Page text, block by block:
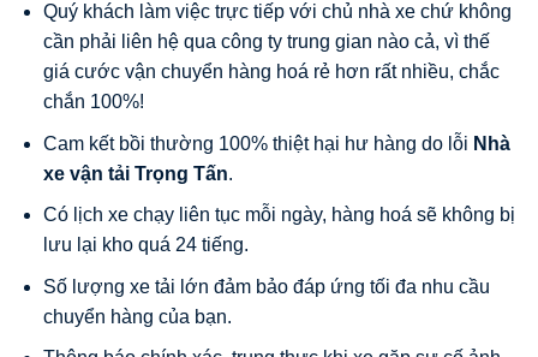
Quý khách làm việc trực tiếp với chủ nhà xe chứ không
cần phải liên hệ qua công ty trung gian nào cả, vì thế
giá cước vận chuyển hàng hoá rẻ hơn rất nhiều, chắc
chắn 100%!
Cam kết bồi thường 100% thiệt hại hư hàng do lỗi Nhà
xe vận tải Trọng Tấn.
Có lịch xe chạy liên tục mỗi ngày, hàng hoá sẽ không bị
lưu lại kho quá 24 tiếng.
Số lượng xe tải lớn đảm bảo đáp ứng tối đa nhu cầu
chuyển hàng của bạn.